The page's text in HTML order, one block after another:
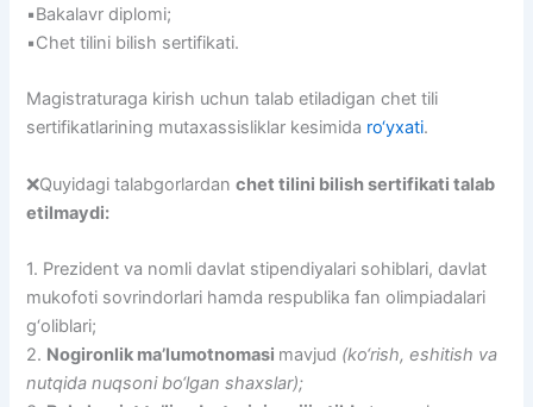
▪️Bakalavr diplomi;
▪️Chet tilini bilish sertifikati.
Magistraturaga kirish uchun talab etiladigan chet tili
sertifikatlarining mutaxassisliklar kesimida ro‘yxati.
❌Quyidagi talabgorlardanchet tilini bilish sertifikati talab
etilmaydi:
1. Prezident va nomli davlat stipendiyalari sohiblari, davlat
mukofoti sovrindorlari hamda respublika fan olimpiadalari
g‘oliblari;
2. Nogironlik ma’lumotnomasi mavjud (ko‘rish, eshitish va
nutqida nuqsoni bo‘lgan shaxslar);